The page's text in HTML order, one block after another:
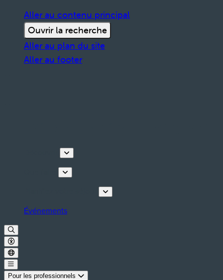
Aller au contenu principal
Ouvrir la recherche
Aller au plan du site
Aller au footer
Événements
Pour les professionnels